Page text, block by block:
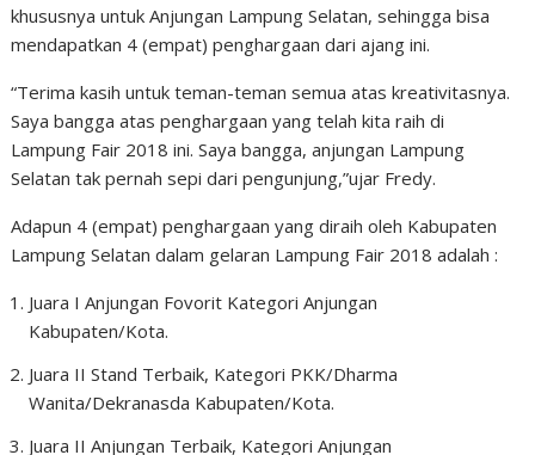
khususnya untuk Anjungan Lampung Selatan, sehingga bisa
mendapatkan 4 (empat) penghargaan dari ajang ini.
“Terima kasih untuk teman-teman semua atas kreativitasnya.
Saya bangga atas penghargaan yang telah kita raih di
Lampung Fair 2018 ini. Saya bangga, anjungan Lampung
Selatan tak pernah sepi dari pengunjung,”ujar Fredy.
Adapun 4 (empat) penghargaan yang diraih oleh Kabupaten
Lampung Selatan dalam gelaran Lampung Fair 2018 adalah :
Juara I Anjungan Fovorit Kategori Anjungan
Kabupaten/Kota.
Juara II Stand Terbaik, Kategori PKK/Dharma
Wanita/Dekranasda Kabupaten/Kota.
Juara II Anjungan Terbaik, Kategori Anjungan